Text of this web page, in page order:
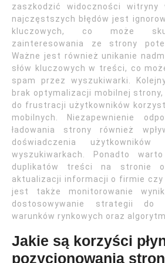
zaszkodzić widoczności
najczęstszych błędów jest
kluczowych, co może
zainteresowania ze strony
Ważne jest również unikanie
słów kluczowych w treści, co
spam przez wyszukiwarki.
brak optymalizacji mobilnej
do frustracji użytkowników
mobilnych. Niezapewnienie
ładowania strony również
doświadczenia
wyszukiwarkach. Ponadto
duplikatów treści na stronie
aktualizacji informacji o firmie czy
jest także monitorowanie
dostosowywanie strategii do
warunków rynkowych oraz
Jakie są korzyści
pozycjonowania stron